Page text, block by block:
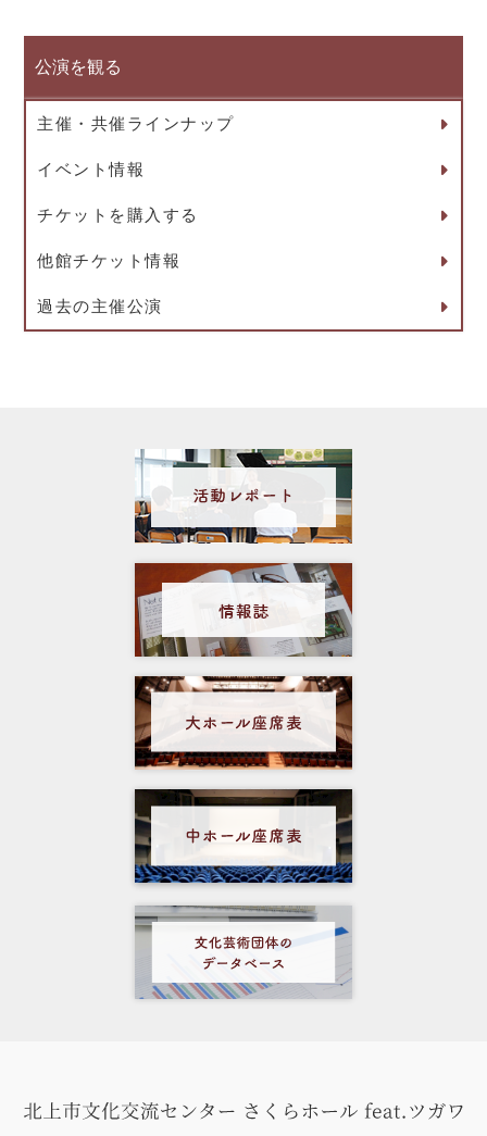
公演を観る
主催・共催ラインナップ
イベント情報
チケットを購入する
他館チケット情報
過去の主催公演